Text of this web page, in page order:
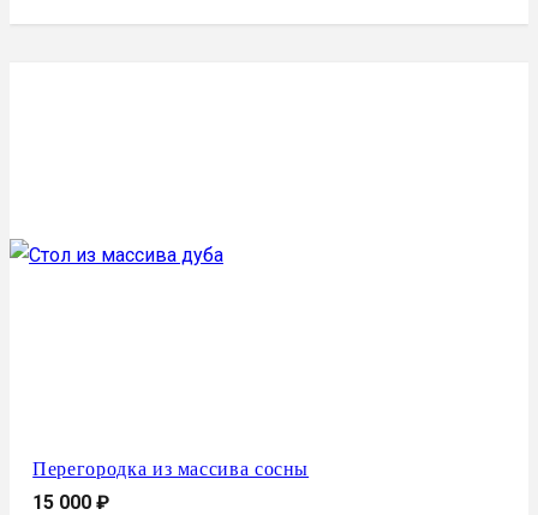
Перегородка из массива сосны
15 000₽